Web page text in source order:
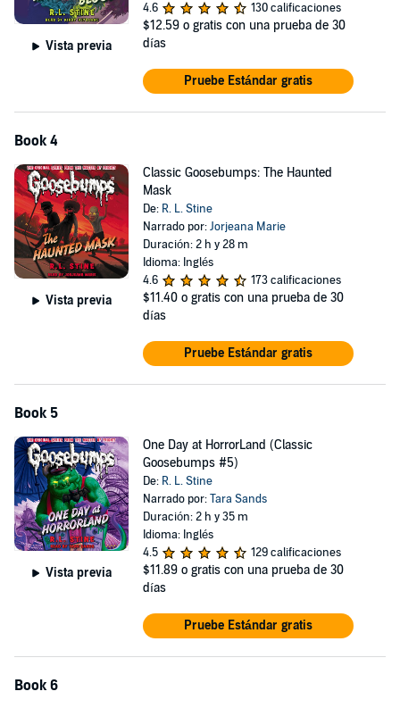
Vista previa
4.6
130 calificaciones
$12.59 o gratis con una prueba de 30
días
Pruebe Estándar gratis
Book 4
Vista previa
Classic Goosebumps: The Haunted
Mask
De: R. L. Stine
Narrado por:Jorjeana Marie
Duración: 2 h y 28 m
Idioma: Inglés
4.6
173 calificaciones
$11.40 o gratis con una prueba de 30
días
Pruebe Estándar gratis
Book 5
Vista previa
One Day at HorrorLand (Classic
Goosebumps #5)
De: R. L. Stine
Narrado por:Tara Sands
Duración: 2 h y 35 m
Idioma: Inglés
4.5
129 calificaciones
$11.89 o gratis con una prueba de 30
días
Pruebe Estándar gratis
Book 6